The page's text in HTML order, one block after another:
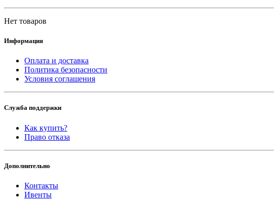
Нет товаров
Информация
Оплата и доставка
Политика безопасности
Условия соглашения
Служба поддержки
Как купить?
Право отказа
Дополнительно
Контакты
Ивенты